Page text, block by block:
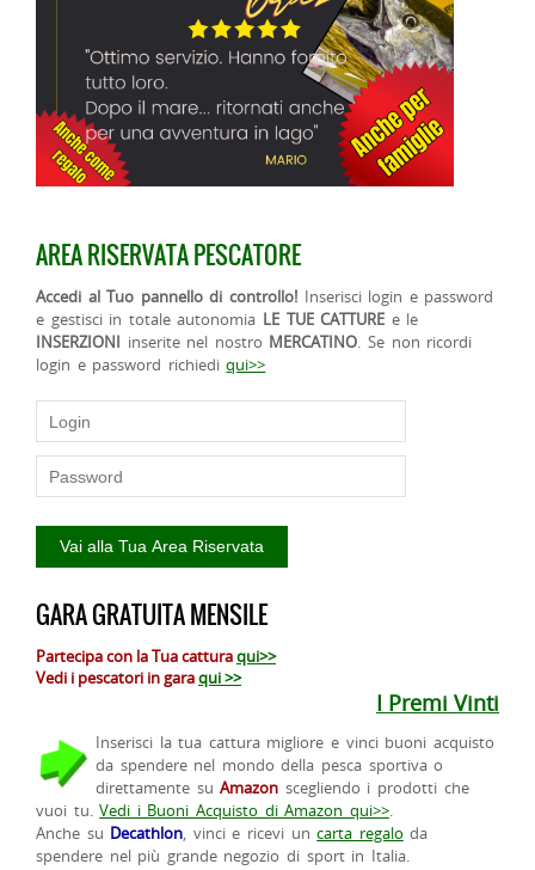
AREA RISERVATA PESCATORE
Accedi al Tuo pannello di controllo! Inserisci login e password
e gestisci in totale autonomia LE TUE CATTURE e le
INSERZIONI inserite nel nostro MERCATINO. Se non ricordi
login e password richiediqui>>
GARA GRATUITA MENSILE
Partecipa con la Tua catturaqui>>
Vedi i pescatori in garaqui >>
I Premi Vinti
Inserisci la tua cattura migliore e vinci buoni acquisto
da spendere nel mondo della pesca sportiva o
direttamente suAmazon scegliendo i prodotti che
vuoi tu.Vedi i Buoni Acquisto di Amazon qui>>.
Anche su Decathlon, vinci e ricevi uncarta regalo da
spendere nel più grande negozio di sport in Italia.